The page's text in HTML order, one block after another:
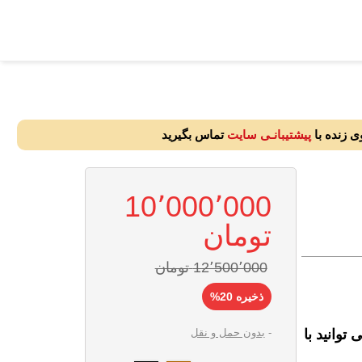
زنده با پیشتیبانـی سایتتماس بگیرید
با
10٬000٬000
12٬500٬000 ‎تومان
ذخیره 20%
بدون حمل و نقل